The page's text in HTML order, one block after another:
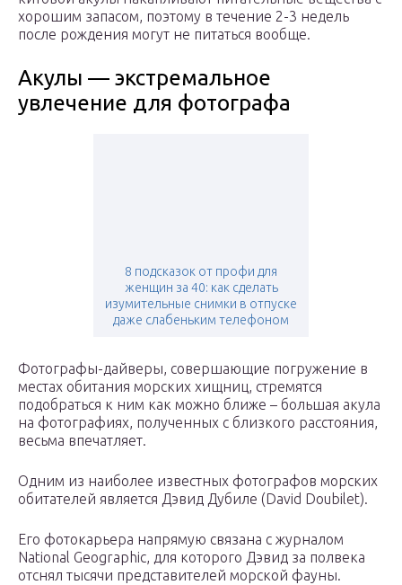
хорошим запасом, поэтому в течение 2-3 недель
после рождения могут не питаться вообще.
Акулы — экстремальное
увлечение для фотографа
8 подсказок от профи для
женщин за 40: как сделать
изумительные снимки в отпуске
даже слабеньким телефоном
Фотографы-дайверы, совершающие погружение в
местах обитания морских хищниц, стремятся
подобраться к ним как можно ближе – большая акула
на фотографиях, полученных с близкого расстояния,
весьма впечатляет.
Одним из наиболее известных фотографов морских
обитателей является Дэвид Дубиле (David Doubilet).
Его фотокарьера напрямую связана с журналом
National Geographic, для которого Дэвид за полвека
отснял тысячи представителей морской фауны.